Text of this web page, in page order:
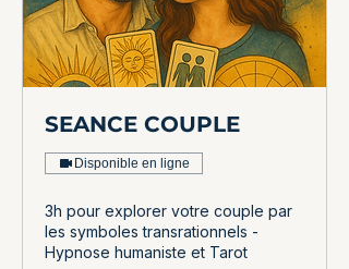
SEANCE COUPLE
Disponible en ligne
3h pour explorer votre couple par
les symboles transrationnels -
Hypnose humaniste et Tarot